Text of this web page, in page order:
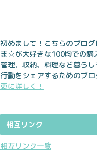
初めまして！こちらのブロ
ま☆が大好きな100均での購
管理、収納、料理など暮ら
行動をシェアするためのブロ
更に詳しく！
相互リンク
相互リンク一覧